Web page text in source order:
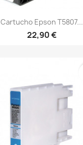
Cartucho Epson T5807...
22,90 €